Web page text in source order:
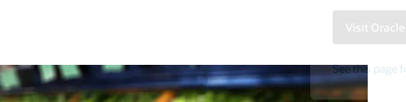
Visit
See this page